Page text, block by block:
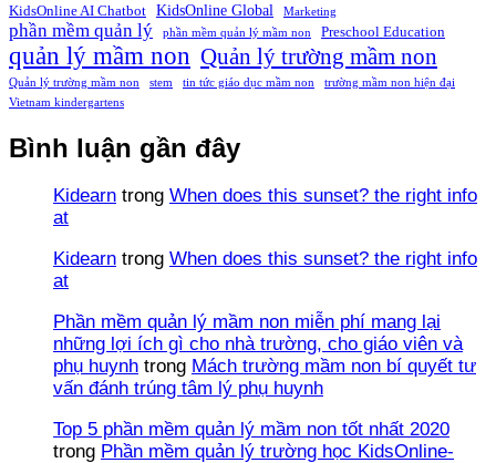
KidsOnline AI Chatbot
KidsOnline Global Marketing
phần mềm quản lý phần mềm quản lý mầm non Preschool Education
quản lý mầm non Quản lý trường mầm non
Quản lý trường mầm non stem tin tức giáo dục mầm non
trường mầm non hiện đại
Vietnam kindergartens
Bình luận gần đây
Kidearn trong When does this sunset? the right info
at
Kidearn trong When does this sunset? the right info
at
Phần mềm quản lý mầm non miễn phí mang lại
những lợi ích gì cho nhà trường, cho giáo viên và
phụ huynh trong Mách trường mầm non bí quyết tư
vấn đánh trúng tâm lý phụ huynh
Top 5 phần mềm quản lý mầm non tốt nhất 2020
trong Phần mềm quản lý trường học KidsOnline-